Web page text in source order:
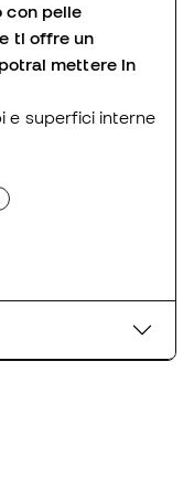
con pelle
ti offre un
mettere in
e superfici interne